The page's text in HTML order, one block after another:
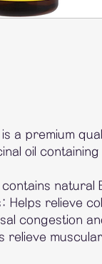
a premium
oil
natural
Helps relieve
congestion
relieve